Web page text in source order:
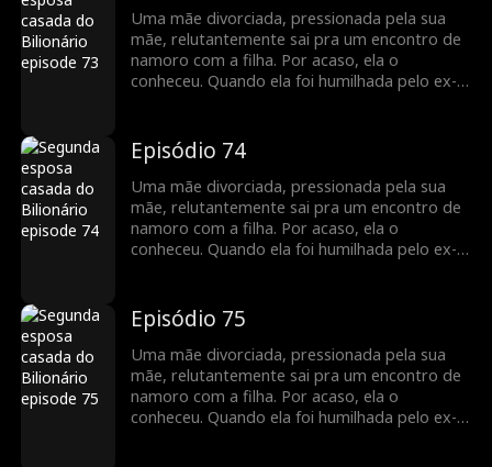
Uma mãe divorciada, pressionada pela sua
mãe, relutantemente sai pra um encontro de
namoro com a filha. Por acaso, ela o
conheceu. Quando ela foi humilhada pelo ex-
identidade como CEO e a ajudou de todas as
maneiras possíveis, enfrentando obstáculos
no caminho para a felicidade, ela descobre
que ele é o homem com quem ela teve um
caso de uma noite anos atrás, e é o pai
biológico de sua filha...
Episódio 74
Uma mãe divorciada, pressionada pela sua
mãe, relutantemente sai pra um encontro de
namoro com a filha. Por acaso, ela o
conheceu. Quando ela foi humilhada pelo ex-
identidade como CEO e a ajudou de todas as
maneiras possíveis, enfrentando obstáculos
no caminho para a felicidade, ela descobre
que ele é o homem com quem ela teve um
caso de uma noite anos atrás, e é o pai
biológico de sua filha...
Episódio 75
Uma mãe divorciada, pressionada pela sua
mãe, relutantemente sai pra um encontro de
namoro com a filha. Por acaso, ela o
conheceu. Quando ela foi humilhada pelo ex-